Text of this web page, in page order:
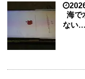
海で
ない…